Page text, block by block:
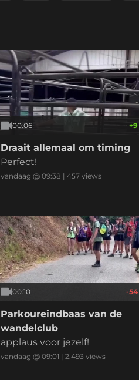
00:06 +9
Draait allemaal om timing
Perfect!
vandaag @ 09:38 | 457views
00:10 -54
Parkoureindbaas van de
wandelclub
applaus voor jezelf!
vandaag @ 09:01 | 2.493 views